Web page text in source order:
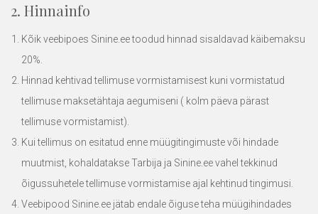
2. Hinnainfo
Kõik veebipoes Sinine.eetoodud hinnad sisaldavad käibemaksu
20%.
Hinnad kehtivad tellimuse vormistamisest kuni vormistatud
tellimuse maksetähtaja aegumiseni ( kolm päeva pärast
tellimuse vormistamist).
Kui tellimus on esitatud enne müügitingimuste või hindade
muutmist, kohaldatakse Tarbija ja Sinine.eevahel tekkinud
õigussuhetele tellimuse vormistamise ajal kehtinud tingimusi.
Veebipood Sinine.ee jätab endale õiguse teha müügihindades